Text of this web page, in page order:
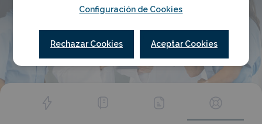
Configuración de Cookies
Rechazar Cookies Aceptar Cookies